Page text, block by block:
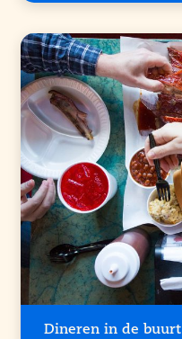
Dineren in de buurt